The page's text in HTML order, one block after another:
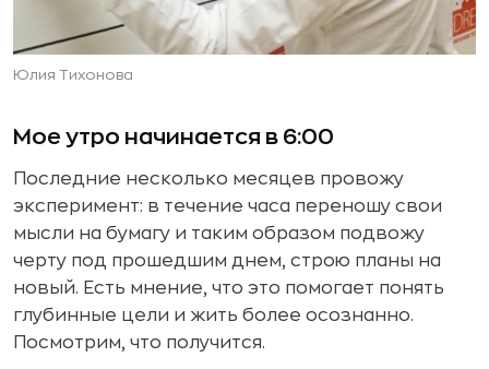
Юлия Тихонова
Мое утро начинается в 6:00
Последние несколько месяцев провожу
эксперимент: в течение часа переношу свои
мысли на бумагу и таким образом подвожу
черту под прошедшим днем, строю планы на
новый. Есть мнение, что это помогает понять
глубинные цели и жить более осознанно.
Посмотрим, что получится.